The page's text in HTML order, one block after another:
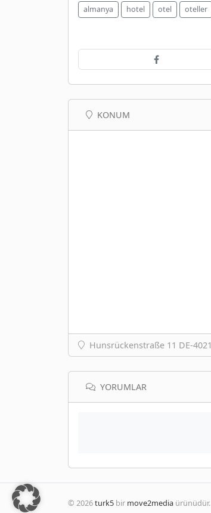
almanya hotel otel oteller
KONUM
Hunsrückenstraße 11 DE-
YORUMLAR
© 2026turk5 bir move2media ürünüdür.